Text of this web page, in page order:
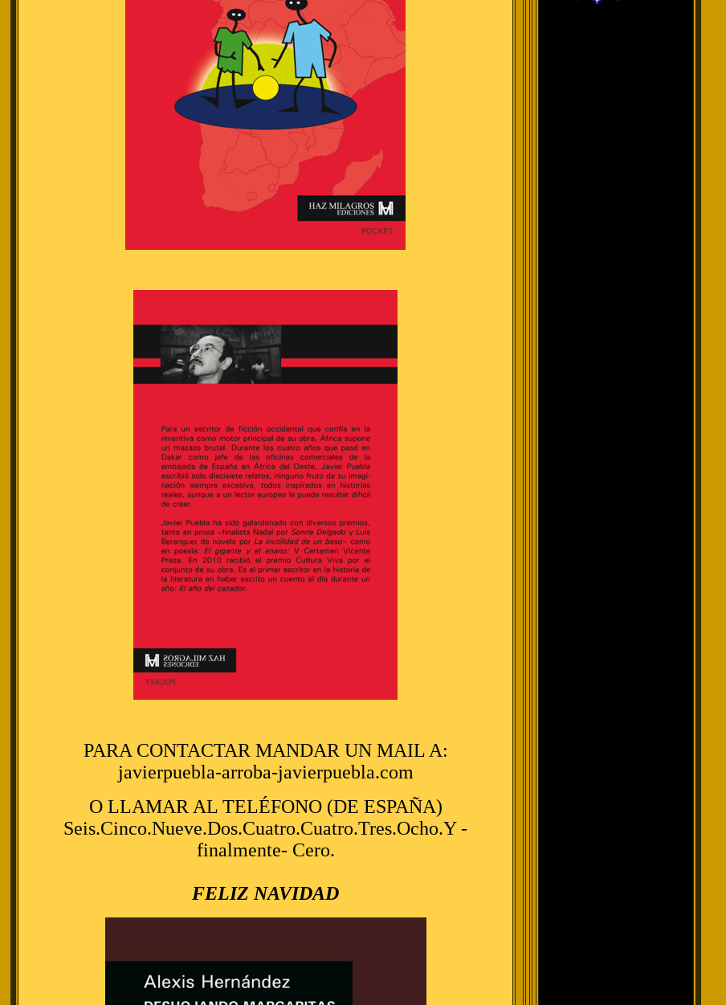
PARA CONTACTAR MANDAR UN MAIL A:
javierpuebla-arroba-javierpuebla.com
O LLAMAR AL TELÉFONO (DE ESPAÑA)
Seis.Cinco.Nueve.Dos.Cuatro.Cuatro.Tres.Ocho.Y -
finalmente- Cero.
FELIZ NAVIDAD